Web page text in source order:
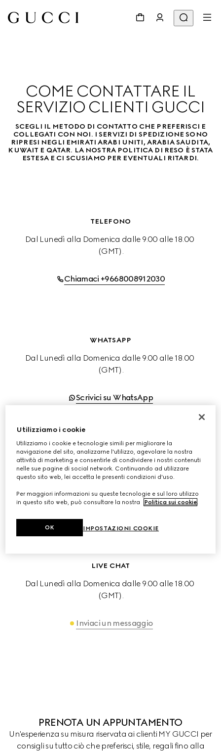
COME CONTATTARE IL
SERVIZIO CLIENTI GUCCI
SCEGLI IL METODO DI CONTATTO CHE PREFERISCI E
COLLEGATI CON NOI. I SERVIZI DI SPEDIZIONE SONO
RIPRESI NEGLI EMIRATI ARABI UNITI, ARABIA SAUDITA,
KUWAIT E QATAR. LA NOSTRA POLITICA DI RESO È STATA
ESTESA E CI SCUSIAMO PER EVENTUALI RITARDI.
TELEFONO
Dal Lunedì alla Domenica dalle 9.00 alle 18.00
(GMT).
Chiamaci +9668008912030
WHATSAPP
Dal Lunedì alla Domenica dalle 9.00 alle 18.00
(GMT).
Scrivici su WhatsApp
E-MAIL
Un Client Advisor risponderà alla tua richiesta
Scrivici
LIVE CHAT
Dal Lunedì alla Domenica dalle 9.00 alle 18.00
(GMT).
Inviaci un messaggio
PRENOTA UN APPUNTAMENTO
Un'esperienza su misura riservata ai clienti MY GUCCI per
consigli su tutto ciò che preferisci, stile, regali fino alla
Utilizziamo i cookie
Utilizziamo i cookie e tecnologie simili per migliorare la
navigazione del sito, analizzarne l'utilizzo, agevolare la nostra
attività di marketing e consentirle di condividere i nostri contenuti
nelle sue pagine di social network. Continuando ad utilizzare
questo sito web, lei accetta le presenti condizioni d'uso.
Per maggiori informazioni su queste tecnologie e sul loro utilizzo
in questo sito web, può consultare la nostra
Politica sui cookie.
IMPOSTAZIONI COOKIE
OK